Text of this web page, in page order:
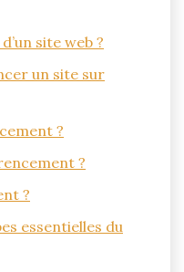
site web ?
un site sur
?
?
?
essentielles du